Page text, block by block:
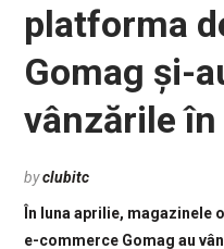
platforma
Gomag și-
vânzările
byclubitc
În luna aprilie, magazinele
e-commerce Gomag au